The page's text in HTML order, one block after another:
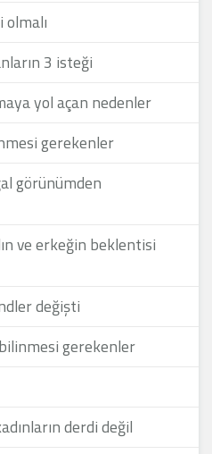
olmalı
3 isteği
yol açan nedenler
gerekenler
görünümden
ve erkeğin beklentisi
değişti
gerekenler
derdi değil